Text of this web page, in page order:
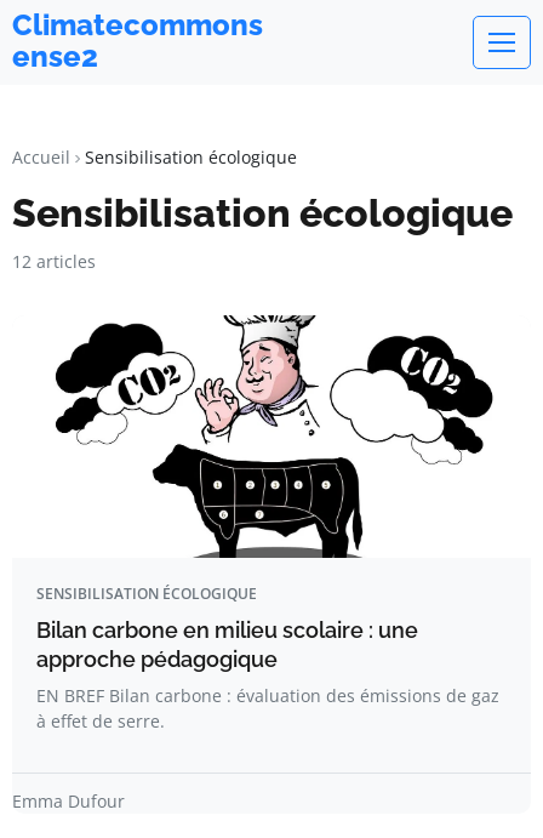
Climatecommons
ense2
Accueil Sensibilisation écologique
Sensibilisation écologique
12 articles
SENSIBILISATION ÉCOLOGIQUE
Bilan carbone en milieu scolaire : une
approche pédagogique
EN BREF Bilan carbone : évaluation des émissions de gaz
à effet de serre.
Emma Dufour